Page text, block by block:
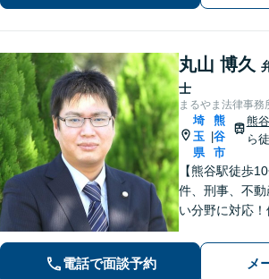
丸山 博久
士
まるやま法律事務
埼
玉
県
|
熊
谷
市
熊
ら
【熊谷駅徒歩
件、刑事、不
い分野に対応！
解決策をご提
ご相談くださ
電話で面談予約 メ